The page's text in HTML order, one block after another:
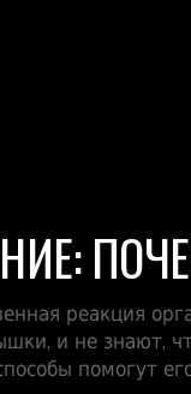
реакция
и не знают,
помогут